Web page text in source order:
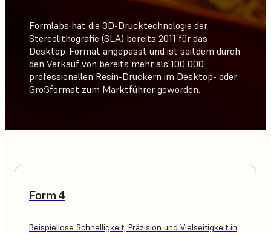
Formlabs hat die 3D-Drucktechnologie der
Stereolithografie (SLA) bereits 2011 für das
Desktop-Format angepasst und ist seitdem durch
den Verkauf von bereits mehr als 100 000
professionellen Resin-Druckern im Desktop- oder
Großformat zum Marktführer geworden.
Form 4
Beispiellose Schnelligkeit, Präzision und Vielseitigkeit in